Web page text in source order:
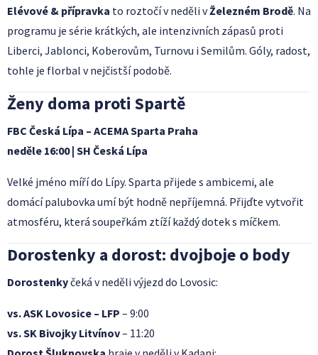
Elévové & přípravka to roztočí v neděli vŽelezném Brodě. Na
programu je série krátkých, ale intenzivních zápasů proti
Liberci, Jablonci, Koberovům, Turnovu i Semilům. Góly, radost,
tohle je florbal v nejčistší podobě.
Ženy doma proti Spartě
FBC Česká Lípa – ACEMA Sparta Praha
neděle 16:00 | SH Česká Lípa
Velké jméno míří do Lípy. Sparta přijede s ambicemi, ale
domácí palubovka umí být hodně nepříjemná. Přijďte vytvořit
atmosféru, která soupeřkám ztíží každý dotek s míčkem.
Dorostenky a dorost: dvojboje o body
Dorostenkyčeká v neděli výjezd do Lovosic:
vs. ASK Lovosice – LFP – 9:00
vs. SK Bivojky Litvínov– 11:20